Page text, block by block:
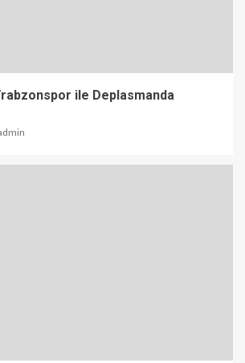
ile Deplasmanda